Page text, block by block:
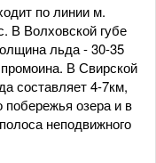
по линии м.
В Волховской губе
льда - 30-35
В Свирской
составляет 4-7км,
озера и в
неподвижного